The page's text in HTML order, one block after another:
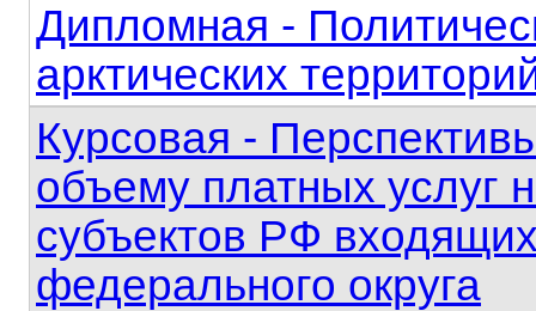
Дипломная -
арктических
Курсовая -
объему платных услуг
субъектов РФ
федерального округа